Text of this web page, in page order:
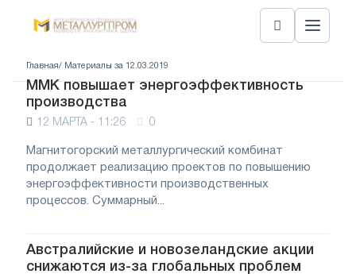
Главная/ Материалы за 12.03.2019
ММК повышает энергоэффективность
производства
12 МАРТА - 11:26 0
Магнитогорский металлургический комбинат
продолжает реализацию проектов по повышению
энергоэффективности производственных
процессов. Суммарный...
Австралийские и новозеландские акции
снижаются из-за глобальных проблем